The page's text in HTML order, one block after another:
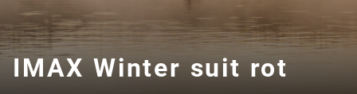
IMAX Winter suit rot